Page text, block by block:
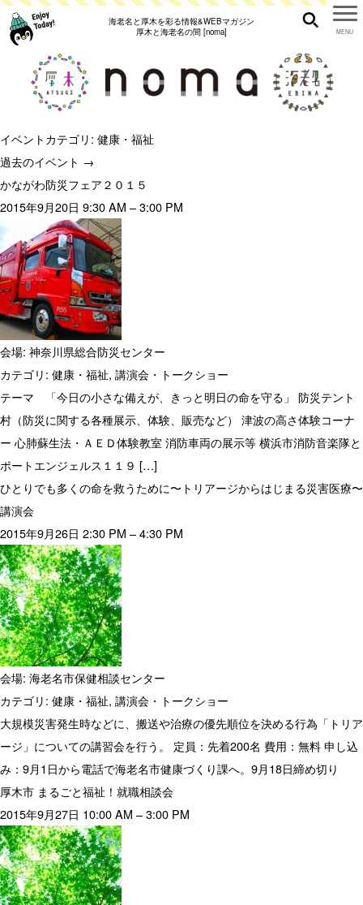
海老名と厚木を彩る情報&WEBマガジン
厚木と海老名の間 [noma]
イベントカテゴリ: 健康・福祉
過去のイベント →
かながわ防災フェア２０１５
2015年9月20日 9:30 AM –3:00 PM
会場: 神奈川県総合防災センター
カテゴリ: 健康・福祉, 講演会・トークショー
テーマ 「今日の小さな備えが、きっと明日の命を守る」 防災テント
村（防災に関する各種展示、体験、販売など） 津波の高さ体験コーナ
ー 心肺蘇生法・ＡＥＤ体験教室 消防車両の展示等 横浜市消防音楽隊と
ポートエンジェルス１１９ […]
ひとりでも多くの命を救うために〜トリアージからはじまる災害医療〜
講演会
2015年9月26日 2:30 PM –4:30 PM
会場: 海老名市保健相談センター
カテゴリ: 健康・福祉, 講演会・トークショー
大規模災害発生時などに、搬送や治療の優先順位を決める行為「トリア
ージ」についての講習会を行う。 定員：先着200名 費用：無料 申し込
み：9月1日から電話で海老名市健康づくり課へ。9月18日締め切り
厚木市 まるごと福祉！就職相談会
2015年9月27日 10:00 AM –3:00 PM